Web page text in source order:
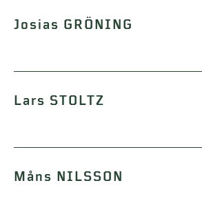
Josias GRÖNING
Lars STOLTZ
Måns NILSSON